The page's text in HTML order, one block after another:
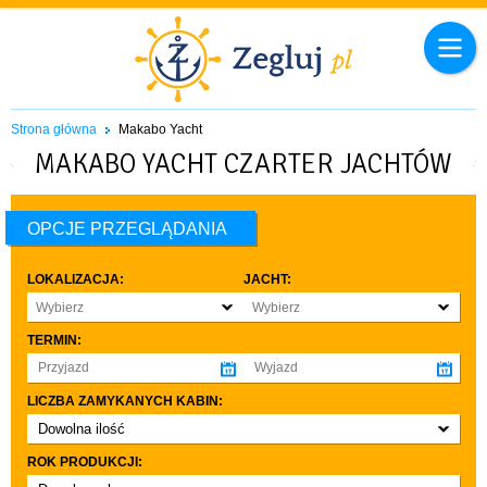
Strona główna Makabo Yacht
MAKABO YACHT CZARTER JACHTÓW
OPCJE PRZEGLĄDANIA
LOKALIZACJA:
Wybierz
JACHT:
Wybierz
TERMIN:
LICZBA ZAMYKANYCH KABIN:
Dowolna ilość
co najmniej 1
co najmniej 2
ROK PRODUKCJI: